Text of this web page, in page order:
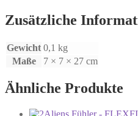
Zusätzliche
Gewicht 0,1 kg
Maße
7 × 7 × 27 cm
Ähnliche Produkte